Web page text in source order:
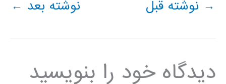
→ نوشته قبل نوشته بعد ←
دیدگاه‌ خود را بنویسید